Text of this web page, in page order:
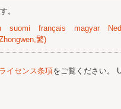
。
suomi français magyar
繁)
ライセンス条項をご覧ください。